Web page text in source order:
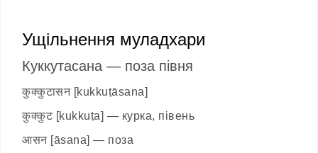
Ущільнення муладхари
Куккутасана — поза півня
कुक्कुटासन [kukkuṭāsana]
कुक्कुट [kukkuṭa] — курка, півень
आसन [āsana] — поза